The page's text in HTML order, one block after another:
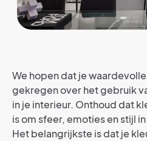
We hopen dat je
gekregen over het gebruik
in je interieur. Onthoud dat
is om sfeer, emoties en stijl
Het belangrijkste is dat je